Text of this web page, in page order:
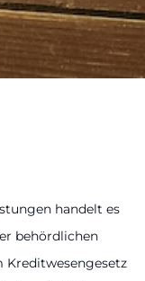
handelt es
behördlichen
Kreditwesengesetz